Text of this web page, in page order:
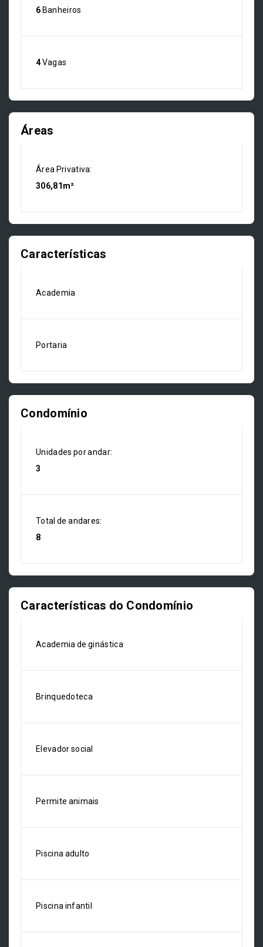
6 Banheiros
4Vagas
Áreas
Área Privativa:
306,81m²
Características
Academia
Portaria
Condomínio
Unidades por andar:
3
Total de andares:
8
Características do Condomínio
Academia de ginástica
Brinquedoteca
Elevador social
Permite animais
Piscina adulto
Piscina infantil